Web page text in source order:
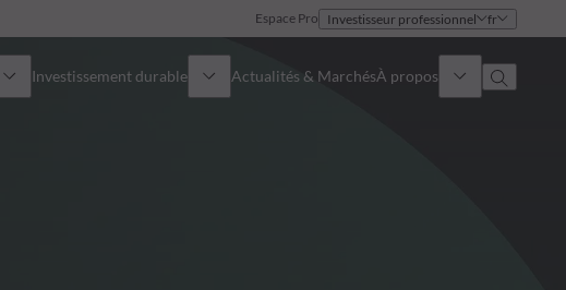
Espace Pro Investisseur professionnel fr
Investissement durable Actualités & MarchésÀ propos